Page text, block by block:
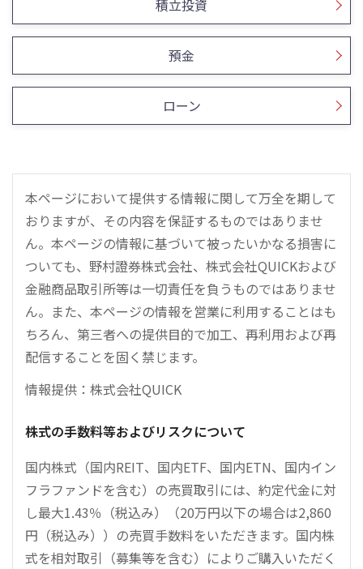
積立投資
預金
ローン
本ページにおいて提供する情報に関して万全を期して
おりますが、その内容を保証するものではありませ
ん。本ページの情報に基づいて被ったいかなる損害に
ついても、野村證券株式会社、株式会社QUICKおよび
金融商品取引所等は一切責任を負うものではありませ
ん。また、本ページの情報を営業に利用することはも
ちろん、第三者への提供目的で加工、再利用および再
配信することを固く禁じます。
情報提供：株式会社QUICK
株式の手数料等およびリスクについて
国内株式（国内REIT、国内ETF、国内ETN、国内イン
フラファンドを含む）の売買取引には、約定代金に対
し最大1.43％（税込み）（20万円以下の場合は2,860
円（税込み））の売買手数料をいただきます。国内株
式を相対取引（募集等を含む）によりご購入いただく